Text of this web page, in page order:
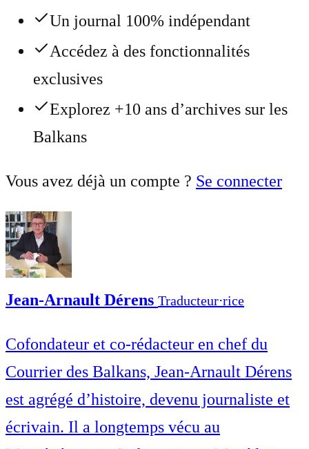
Un journal 100% indépendant
Accédez à des fonctionnalités
exclusives
Explorez +10 ans d’archives sur les
Balkans
Vous avez déjà un compte ? Se connecter
Jean-Arnault Dérens Traducteur⋅rice
Cofondateur et co-rédacteur en chef du
Courrier des Balkans, Jean-Arnault Dérens
est agrégé d’histoire, devenu journaliste et
écrivain. Il a longtemps vécu au